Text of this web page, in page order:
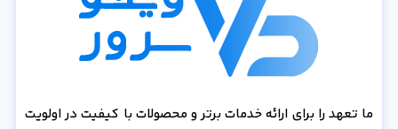
ما تعهد را برای ارائه خدمات برتر و محصولات با کیفیت در اولویت